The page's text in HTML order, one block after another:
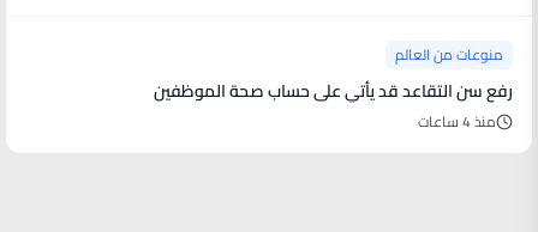
منوعات من العالم
رفع سن التقاعد قد يأتي على حساب صحة الموظفين
منذ 4 ساعات